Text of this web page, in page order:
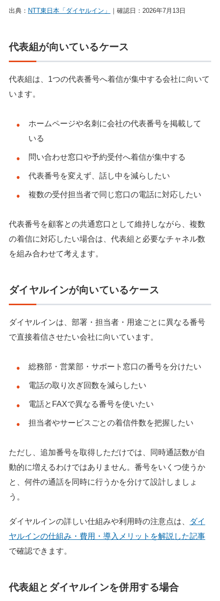
出典： NTT東日本「ダイヤルイン」 ｜確認日：2026年7月13日
代表組が向いているケース
代表組は、1つの代表番号へ着信が集中する会社に向いて
います。
ホームページや名刺に会社の代表番号を掲載して
いる
問い合わせ窓口や予約受付へ着信が集中する
代表番号を変えず、話し中を減らしたい
複数の受付担当者で同じ窓口の電話に対応したい
代表番号を顧客との共通窓口として維持しながら、複数
の着信に対応したい場合は、代表組と必要なチャネル数
を組み合わせて考えます。
ダイヤルインが向いているケース
ダイヤルインは、部署・担当者・用途ごとに異なる番号
で直接着信させたい会社に向いています。
総務部・営業部・サポート窓口の番号を分けたい
電話の取り次ぎ回数を減らしたい
電話とFAXで異なる番号を使いたい
担当者やサービスごとの着信件数を把握したい
ただし、追加番号を取得しただけでは、同時通話数が自
動的に増えるわけではありません。番号をいくつ使うか
と、何件の通話を同時に行うかを分けて設計しましょ
う。
ダイヤルインの詳しい仕組みや利用時の注意点は、
ダイ
ヤルインの仕組み・費用・導入メリットを解説した記事
で確認できます。
代表組とダイヤルインを併用する場合